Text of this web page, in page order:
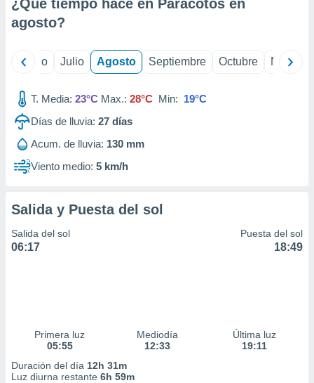
e
publicidad
publicidad
de
¿Qué tiempo hace en Paracotos en
agosto?
Junio Julio Agosto Septiembre Octubre
T. Media: 23°C Max.: 28°C Min: 19°C
Días de lluvia: 27 días
Acum. de lluvia: 130 mm
Viento medio: 5 km/h
Salida y Puesta del sol
Salida del sol
06:17
Puesta del sol
18:49
Primera luz
05:55
Mediodía
12:33
Última luz
19:11
Duración del día 12h 31m
Luz diurna restante 6h 59m